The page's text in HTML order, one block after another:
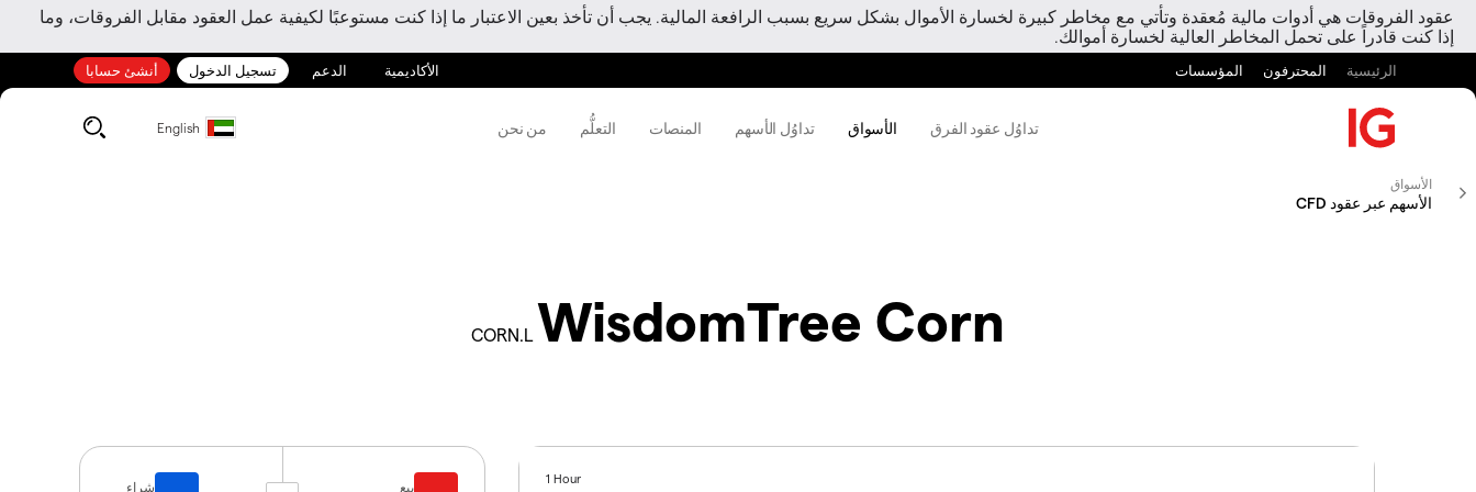
عقود الفروقات هي أدوات مالية مُعقدة وتأتي مع مخاطر كبيرة لخسارة الأموال بشكل سريع بسبب الرافعة المالية. يجب أن تأخذ بعين الاعتبار ما إذا كنت مستوعبًا لكيفية عمل العقود مقابل الفروقات، وما
إذا كنت قادراً على تحمل المخاطر العالية لخسارة أموالك.
الرئيسية المحترفون المؤسسات الأكاديمية الدعم تسجيل الدخول أنشئ حسابا
تداوُل عقود الفرق الأسواق تداوُل الأسهم المنصات التعلُّم من نحن English
الأسواق
الأسهم عبر عقود CFD
WisdomTree Corn
CORN.L
بيع شراء
1 Hour